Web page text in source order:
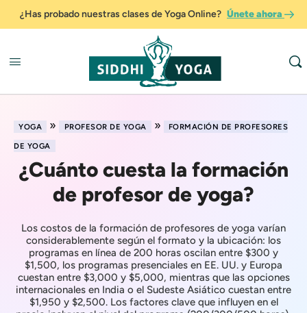
¿Has probado nuestras clases de Yoga Online? Únete ahora
YOGA » PROFESOR DE YOGA »
FORMACIÓN DE PROFESORES
DE YOGA
¿Cuánto cuesta la formación
de profesor de yoga?
Los costos de la formación de profesores de yoga varían
considerablemente según el formato y la ubicación: los
programas en línea de 200 horas oscilan entre $300 y
$1,500, los programas presenciales en EE. UU. y Europa
cuestan entre $3,000 y $5,000, mientras que las opciones
internacionales en India o el Sudeste Asiático cuestan entre
$1,950 y $2,500. Los factores clave que influyen en el